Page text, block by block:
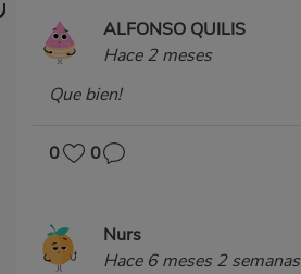
ALFONSO QUILIS
Hace 2 meses
Que bien!
0 0
Nurs
Hace 6 meses 2 semanas